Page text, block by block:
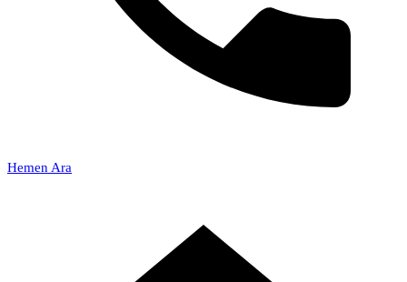
Hemen Ara